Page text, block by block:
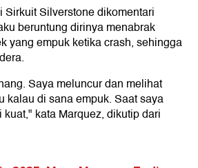
Sirkuit Silverstone dikomentari
beruntung dirinya menabrak
yang empuk ketika crash, sehingga
Saya meluncur dan melihat
kalau di sana empuk. Saat saya
kuat," kata Marquez, dikutip dari